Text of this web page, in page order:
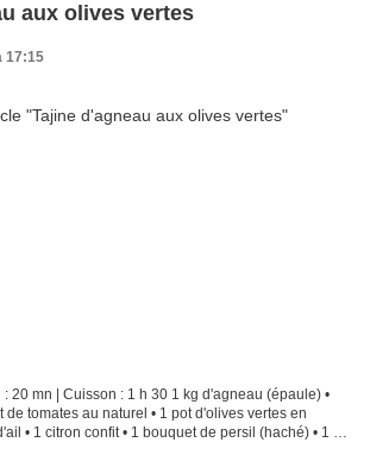
aux olives vertes
17:15
20 mn | Cuisson : 1 h 30 1 kg d'agneau (épaule) •
de tomates au naturel • 1 pot d'olives vertes en
• 1 citron confit • 1 bouquet de persil (haché) • 1 c.